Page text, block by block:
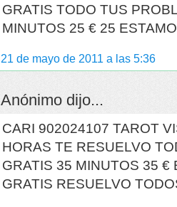
GRATIS TODO TUS
MINUTOS 25 € 25
21 de mayo de 2011 a las 5:36
Anónimo dijo...
CARI 902024107 TAROT
HORAS TE RESUELVO
GRATIS 35 MINUTOS 35 €
GRATIS RESUELVO